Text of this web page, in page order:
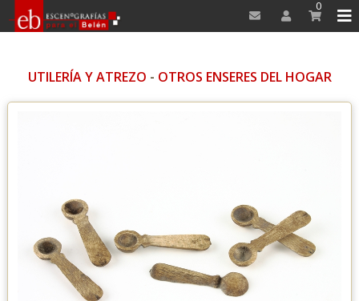
0
UTILERÍA Y ATREZO - OTROS ENSERES DEL HOGAR